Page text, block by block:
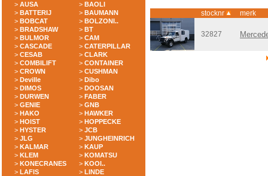
> AUSA > BAOLI
> BATTERIJ > BAUMANN
> BOBCAT > BOLZONI..
> BRADSHAW > BT
> BULMOR > CAM
> CASCADE > CATERPILLAR
> CESAB > CLARK
> COMBILIFT > CONTAINER
> CROWN > CUSHMAN
> Deville > Dibo
> DIMOS > DOOSAN
> DURWEN > FABER
> GENIE > GNB
> HAKO > HAWKER
> HOIST > HOPPECKE
> HYSTER > JCB
> JLG > JUNGHEINRICH
> KALMAR > KAUP
> KLEM > KOMATSU
> KONECRANES > KOOI..
> LAFIS > LINDE
stocknr merk
32827